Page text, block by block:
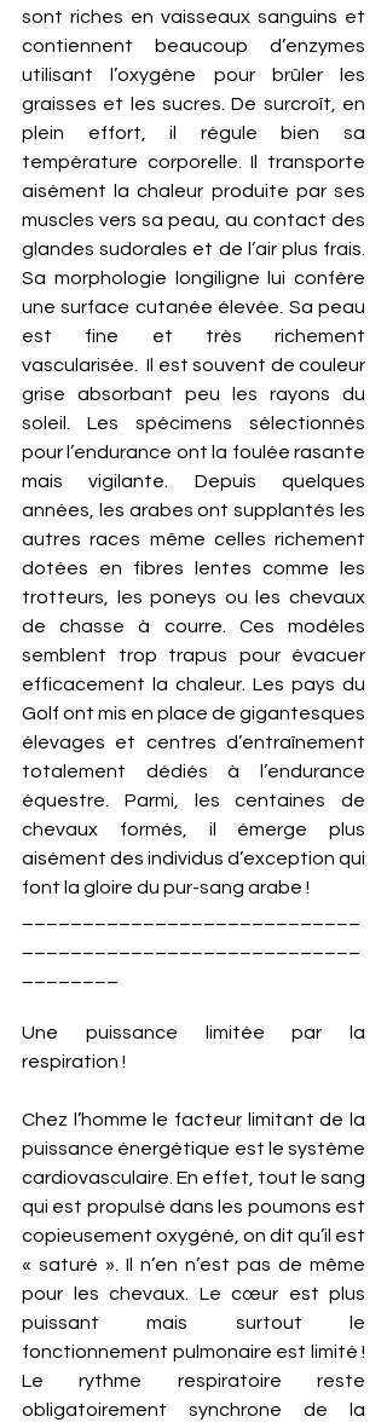
sont riches en vaisseaux sanguins et
contiennent beaucoup d’enzymes
utilisant l’oxygène pour brûler les
graisses et les sucres. De surcroît, en
plein effort, il régule bien sa
température corporelle. Il transporte
aisément la chaleur produite par ses
muscles vers sa peau, au contact des
glandes sudorales et de l’air plus frais.
Sa morphologie longiligne lui confère
une surface cutanée élevée. Sa peau
est fine et très richement
vascularisée.  Il est souvent de couleur
grise absorbant peu les rayons du
soleil. Les spécimens sélectionnés
pour l’endurance ont la foulée rasante
mais vigilante. Depuis quelques
années, les arabes ont supplantés les
autres races même celles richement
dotées en fibres lentes comme les
trotteurs, les poneys ou les chevaux
de chasse à courre. Ces modèles
semblent trop trapus pour évacuer
efficacement la chaleur. Les pays du
Golf ont mis en place de gigantesques
élevages et centres d’entraînement
totalement dédiés à l’endurance
équestre. Parmi, les centaines de
chevaux formés, il émerge plus
aisément des individus d’exception qui
font la gloire du pur-sang arabe !
Une puissance limitée par la
respiration !
Chez l’homme le facteur limitant de la
puissance énergétique est le système
cardiovasculaire. En effet, tout le sang
qui est propulsé dans les poumons est
copieusement oxygéné, on dit qu’il est
« saturé ». Il n’en n’est pas de même
pour les chevaux. Le cœur est plus
puissant mais surtout le
fonctionnement pulmonaire est limité !
Le rythme respiratoire reste
obligatoirement synchrone de la